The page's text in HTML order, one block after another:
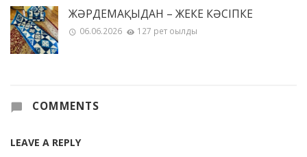
ЖӘРДЕМАҚЫДАН – ЖЕКЕ КӘСІПКЕ
06.06.2026 127 рет оқылды
COMMENTS
LEAVE A REPLY